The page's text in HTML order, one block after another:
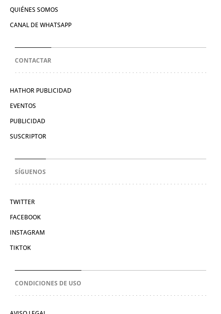
QUIÉNES SOMOS
CANAL DE WHATSAPP
CONTACTAR
HATHOR PUBLICIDAD
EVENTOS
PUBLICIDAD
SUSCRIPTOR
SÍGUENOS
TWITTER
FACEBOOK
INSTAGRAM
TIKTOK
CONDICIONES DE USO